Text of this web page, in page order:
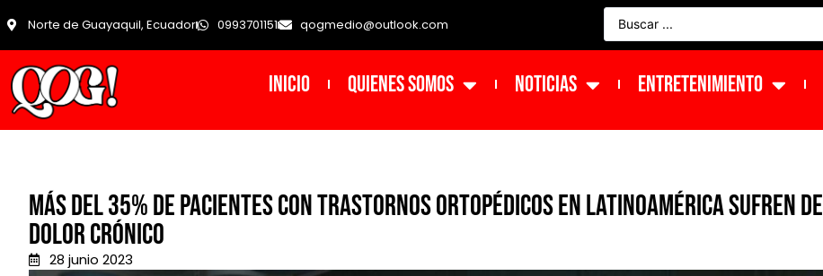
Norte de Guayaquil, Ecuador 0993701151 qogmedio@outlook.com
INICIO Quienes Somos NOTICIAS ENTRETENIMIENTO
Más del 35% de pacientes con trastornos ortopédicos en Latinoamérica sufren de
dolor crónico
28 junio 2023